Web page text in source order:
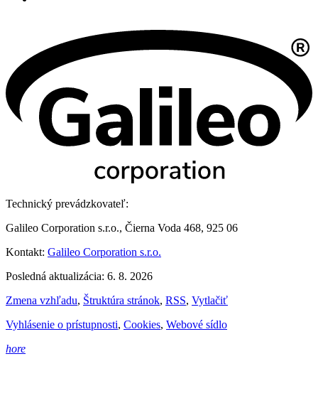
Technický prevádzkovateľ:
Galileo Corporation s.r.o., Čierna Voda 468, 925 06
Kontakt: Galileo Corporation s.r.o.
Posledná aktualizácia: 6. 8. 2026
Zmena vzhľadu, Štruktúra stránok, RSS, Vytlačiť
Vyhlásenie o prístupnosti, Cookies, Webové sídlo
hore